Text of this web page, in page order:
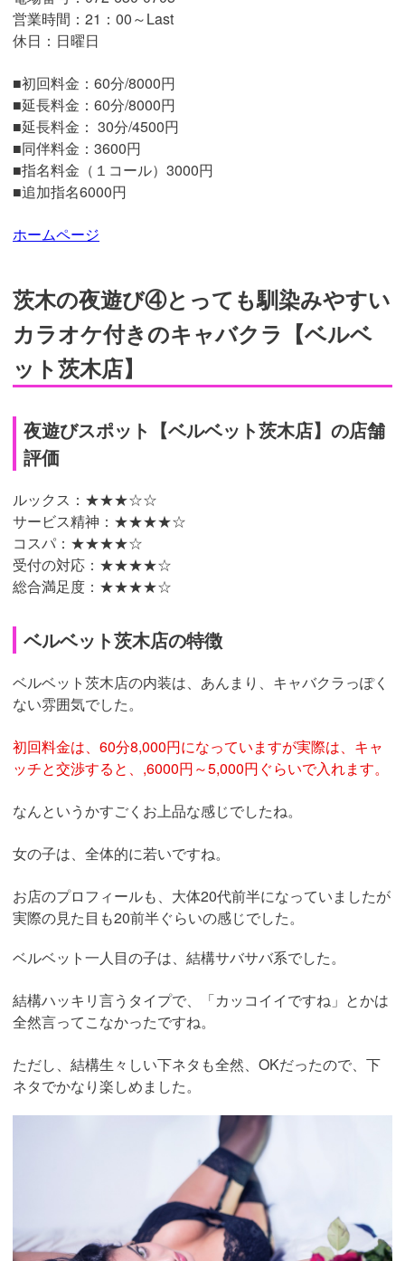
営業時間： 21：00～Last
休日：日曜日
■初回料金：60分/8000円
■延長料金：60分/8000円
■延長料金： 30分/4500円
■同伴料金：3600円
■指名料金（１コール）3000円
■追加指名6000円
ホームページ
茨木の夜遊び④とっても馴染みやすい
カラオケ付きのキャバクラ【ベルベ
ット茨木店】
夜遊びスポット【ベルベット茨木店】の店舗
評価
ルックス：★★★☆☆
サービス精神： ★★★★☆
コスパ：★★★★☆
受付の対応： ★★★★☆
総合満足度：★★★★☆
ベルベット茨木店の特徴
ベルベット茨木店の内装は、あんまり、キャバクラっぽく
ない雰囲気でした。
初回料金は、60分8,000円になっていますが実際は、キャ
ッチと交渉すると、,6000円～5,000円ぐらいで入れます。
なんというかすごくお上品な感じでしたね。
女の子は、全体的に若いですね。
お店のプロフィールも、大体20代前半になっていましたが
実際の見た目も20前半ぐらいの感じでした。
ベルベット一人目の子は、結構サバサバ系でした。
結構ハッキリ言うタイプで、「カッコイイですね」とかは
全然言ってこなかったですね。
ただし、結構生々しい下ネタも全然、OKだったので、下
ネタでかなり楽しめました。